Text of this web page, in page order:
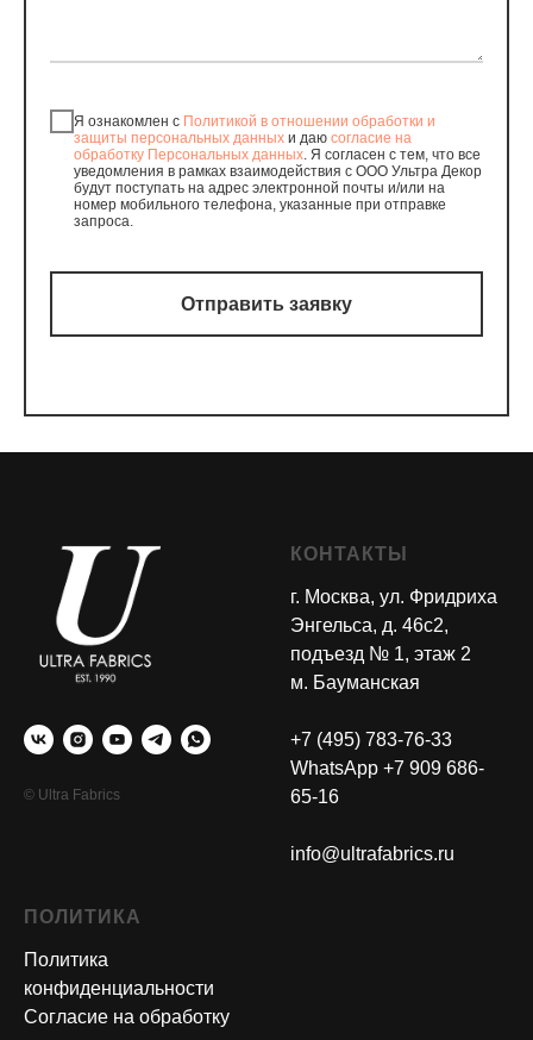
Я ознакомлен с Политикой в отношении обработки и
защиты персональных данных и даю согласие на
обработку Персональных данных . Я согласен с тем, что все
уведомления в рамках взаимодействия с ООО Ультра Декор
будут поступать на адрес электронной почты и/или на
номер мобильного телефона, указанные при отправке
запроса.
Отправить заявку
© Ultra Fabrics
КОНТАКТЫ
г. Москва, ул. Фридриха
Энгельса, д. 46с2,
подъезд № 1, этаж 2
м. Бауманская
+7 (495) 783-76-33
WhatsApp +7 909 686-
65-16
info@ultrafabrics.ru
ПОЛИТИКА
Политика
конфиденциальности
Согласие на обработку